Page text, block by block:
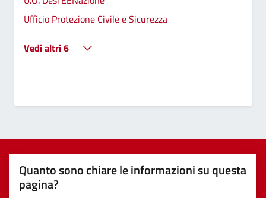
Ufficio Protezione Civile e Sicurezza
Vedi altri 6
Quanto sono chiare le informazioni su questa
pagina?